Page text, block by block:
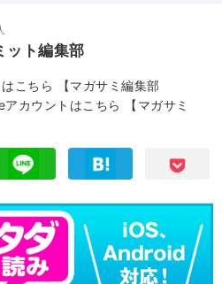
ット編集部
こちら
【マガサミ編集部
カウントはこちら
【マガサミ